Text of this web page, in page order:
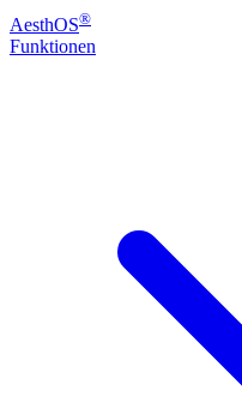
AesthOS®
Funktionen